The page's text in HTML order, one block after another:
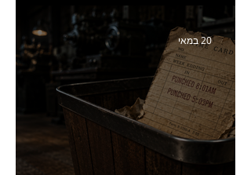
סמנכ״לית השיווק והמכירות
של מחלבות גד
20 במאי